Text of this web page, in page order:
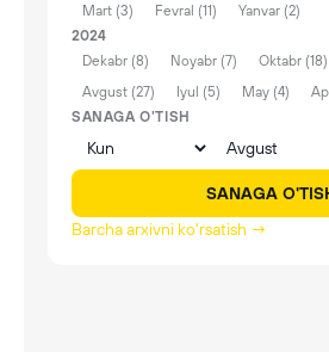
Mart (3)
Fevral (11)
Yanvar (2)
2024
Dekabr (8)
Noyabr (7) Oktabr (18)
Avgust (27)
Iyul (5) May (4)
SANAGA O'TISH
SANAGA
Barcha arxivni ko'rsatish →